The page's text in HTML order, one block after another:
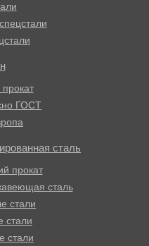
ГОСТ
сталь
прокат
сталь
стали
стали
стали